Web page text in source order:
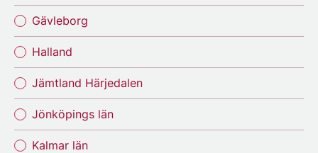
Gävleborg
Halland
Jämtland Härjedalen
Jönköpings län
Kalmar län